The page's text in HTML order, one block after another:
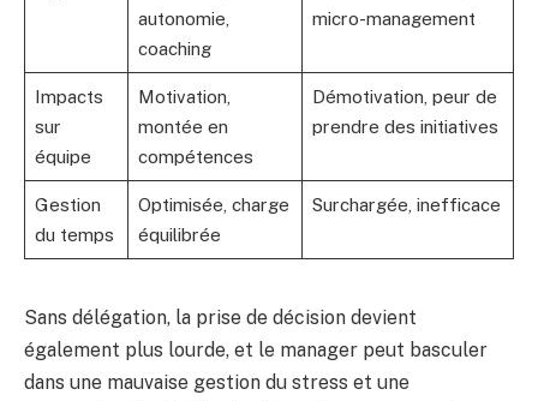
autonomie,
coaching
micro-management
Impacts
sur
équipe
Motivation,
montée en
compétences
Démotivation, peur de
prendre des initiatives
Gestion
du temps
Optimisée, charge
équilibrée
Surchargée, inefficace
Sans délégation, la prise de décision devient
également plus lourde, et le manager peut basculer
dans une mauvaise gestion du stress et une